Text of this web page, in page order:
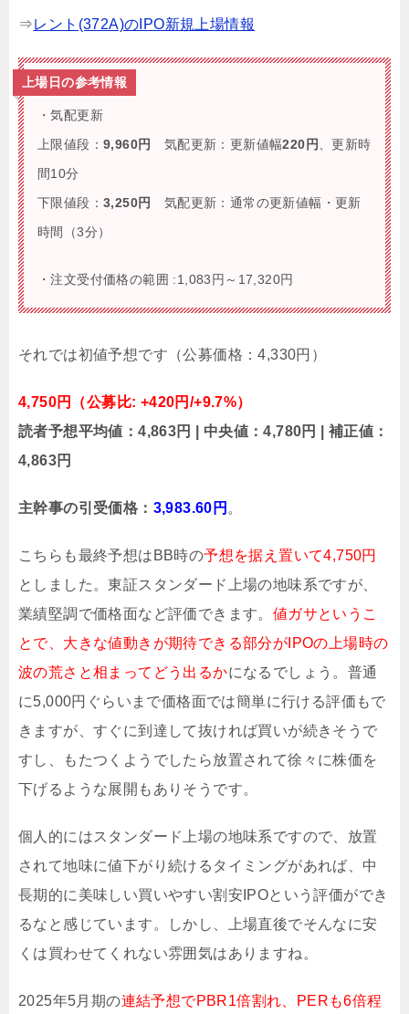
⇒レント(372A)のIPO新規上場情報
上場日の参考情報
・気配更新
上限値段： 9,960円 気配更新：更新値幅220円
、更新時
間10分
下限値段： 3,250円
気配更新：通常の更新値幅・更新
時間（3分）
・注文受付価格の範囲 :1,083円～17,320円
それでは初値予想です（公募価格：4,330円）
4,750円（公募比: +420円/+9.7%）
読者予想平均値：4,863円 | 中央値：4,780円 | 補正値：
4,863円
主幹事の引受価格： 3,983.60円 。
こちらも最終予想はBB時の予想を据え置いて4,750円
としました。東証スタンダード上場の地味系ですが、
業績堅調で価格面など評価できます。 値ガサというこ
とで、大きな値動きが期待できる部分がIPOの上場時の
波の荒さと相まってどう出るかになるでしょう。普通
に5,000円ぐらいまで価格面では簡単に行ける評価もで
きますが、すぐに到達して抜ければ買いが続きそうで
すし、もたつくようでしたら放置されて徐々に株価を
下げるような展開もありそうです。
個人的にはスタンダード上場の地味系ですので、放置
されて地味に値下がり続けるタイミングがあれば、中
長期的に美味しい買いやすい割安IPOという評価ができ
るなと感じています。しかし、上場直後でそんなに安
くは買わせてくれない雰囲気はありますね。
2025年5月期の連結予想でPBR1倍割れ、PERも6倍程